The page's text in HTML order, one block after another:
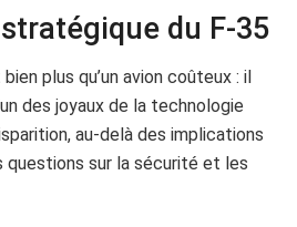
du F-35
plus qu’un avion coûteux : il
des joyaux de la technologie
au-delà des implications
questions sur la sécurité et les